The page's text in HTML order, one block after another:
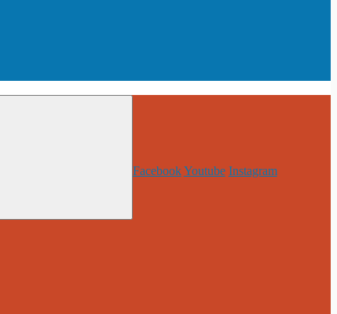
FacebookYoutube Instagram